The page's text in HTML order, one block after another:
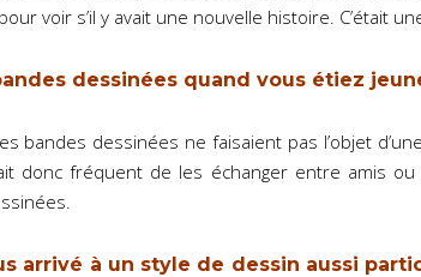
voir s’il y avait une nouvelle histoire. C’était
dessinées quand vous étiez
bandes dessinées ne faisaient pas l’objet
donc fréquent de les échanger entre amis
arrivé à un style de dessin aussi